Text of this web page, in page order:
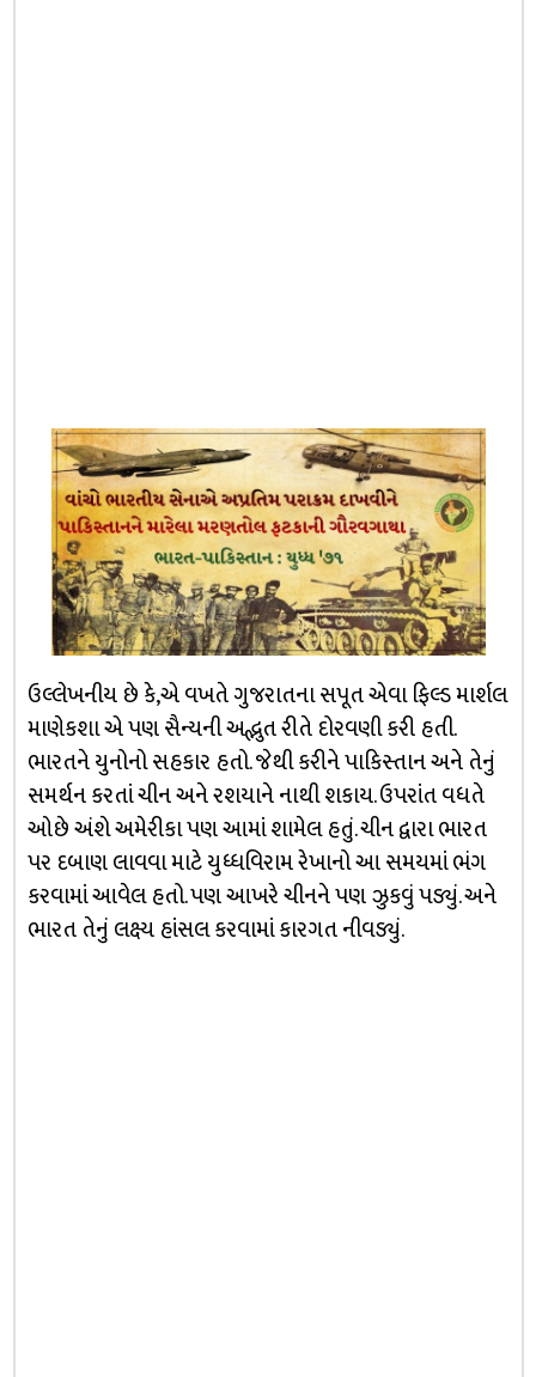
ઉલ્લેખનીય છે કે,એ વખતે ગુજરાતના સપૂત એવા ફિલ્ડ માર્શલ
માણેકશા એ પણ સૈન્યની અદ્ભુત રીતે દોરવણી કરી હતી.
ભારતને યુનોનો સહકાર હતો. જેથી કરીને પાકિસ્તાન અને તેનું
સમર્થન કરતાં ચીન અને રશયાને નાથી શકાય. ઉપરાંત વધતે
ઓછે અંશે અમેરીકા પણ આમાં શામેલ હતું. ચીન દ્વારા ભારત
પર દબાણ લાવવા માટે યુધ્ધવિરામ રેખાનો આ સમયમાં ભંગ
કરવામાં આવેલ હતો. પણ આખરે ચીનને પણ ઝુકવું પડ્યું. અને
ભારત તેનું લક્ષ્ય હાંસલ કરવામાં કારગત નીવડ્યું.